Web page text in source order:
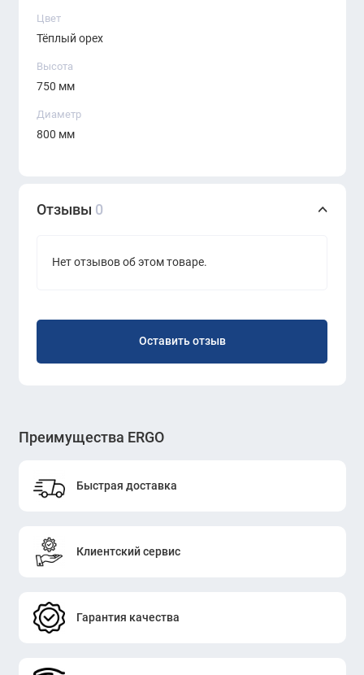
Цвет
Тёплый орех
Высота
750 мм
Диаметр
800 мм
Отзывы 0
Нет отзывов об этом товаре.
Оставить отзыв
Преимущества ERGO
Быстрая доставка
Клиентский сервис
Гарантия качества